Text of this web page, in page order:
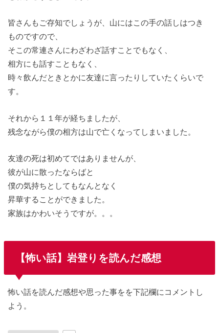
皆さんもご存知でしょうが、山にはこの手の話しはつき
ものですので、
そこの常連さんにわざわざ話すことでもなく、
相方にも話すこともなく、
時々飲んだときとかに友達に言ったりしていたくらいで
す。
それから１１年が経ちましたが、
残念ながら僕の相方は山で亡くなってしまいました。
友達の死は初めてではありませんが、
彼が山に散ったならばと
僕の気持ちとしてもなんとなく
昇華することができました。
家族はかわいそうですが。。。
【怖い話】岩登りを読んだ感想
怖い話を読んだ感想や思った事をを下記欄にコメントし
よう。